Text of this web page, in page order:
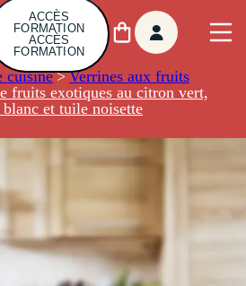
ACCÈS
FORMATION
ACCÈS
FORMATION
cuisine > Verrines aux fruits
fruits exotiques au citron vert,
et tuile noisette